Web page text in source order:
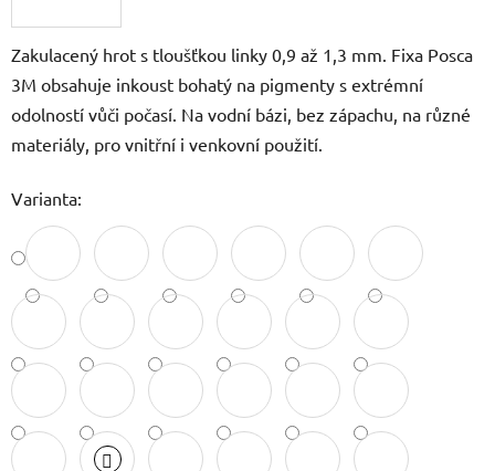
Zakulacený hrot s tloušťkou linky 0,9 až 1,3 mm. Fixa Posca
3M obsahuje inkoust bohatý na pigmenty s extrémní
odolností vůči počasí. Na vodní bázi, bez zápachu, na různé
materiály, pro vnitřní i venkovní použití.
Varianta: